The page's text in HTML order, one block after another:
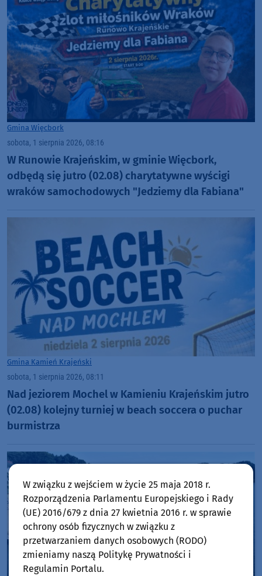
Gmina Więcbork
sobota, 1 sierpnia 2026, 08:16
W Runowie Krajeńskim, w gminie Więcbork,
odbędą się jutro (02.08) charytatywne wyścigi
wraków samochodowych "Jedziemy dla Fabiana"
Gmina Kamień Krajeński
sobota, 1 sierpnia 2026, 08:11
Nad jeziorem Mochel w Kamieniu Krajeńskim jutro
(02.08) kolejny turniej w beach soccera o puchar
burmistrza
W związku z wejściem w życie 25 maja 2018 r.
Rozporządzenia Parlamentu Europejskiego i Rady
(UE) 2016/679 z dnia 27 kwietnia 2016 r. w sprawie
ochrony osób fizycznych w związku z
przetwarzaniem danych osobowych (RODO)
zmieniamy naszą Politykę Prywatności i
Regulamin Portalu.